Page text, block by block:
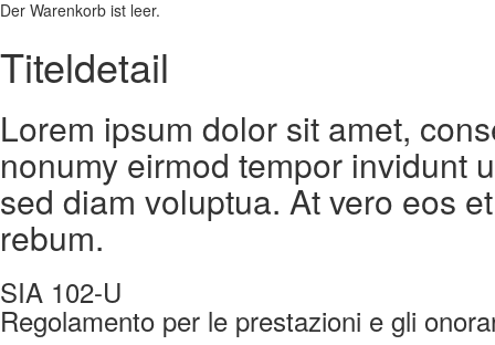
Der Warenkorb ist leer.
Titeldetail
Lorem ipsum dolor sit amet,
nonumy eirmod tempor invidunt
sed diam voluptua. At vero eos
rebum.
SIA 102-U
Regolamento per le prestazioni e gli